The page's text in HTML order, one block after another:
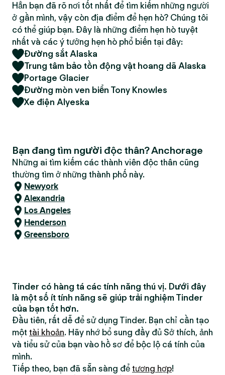
Hẳn bạn đã rõ nơi tốt nhất để tìm kiếm những người
ở gần mình, vậy còn địa điểm để hẹn hò? Chúng tôi
có thể giúp bạn. Đây là những điểm hẹn hò tuyệt
nhất và các ý tưởng hẹn hò phổ biến tại đây:
Đường sắt Alaska
Trung tâm bảo tồn động vật hoang dã Alaska
Portage Glacier
Đường mòn ven biển Tony Knowles
Xe điện Alyeska
Bạn đang tìm người độc thân? Anchorage
Những ai tìm kiếm các thành viên độc thân cũng
thường tìm ở những thành phố này.
Newyork
Alexandria
Los Angeles
Henderson
Greensboro
Tinder có hàng tá các tính năng thú vị. Dưới đây
là một số ít tính năng sẽ giúp trải nghiệm Tinder
của bạn tốt hơn.
Đầu tiên, rất dễ để sử dụng Tinder. Bạn chỉ cần tạo
một tài khoản. Hãy nhớ bổ sung đầy đủ Sở thích, ảnh
và tiểu sử của bạn vào hồ sơ để bộc lộ cá tính của
mình.
Tiếp theo, bạn đã sẵn sàng để tương hợp!